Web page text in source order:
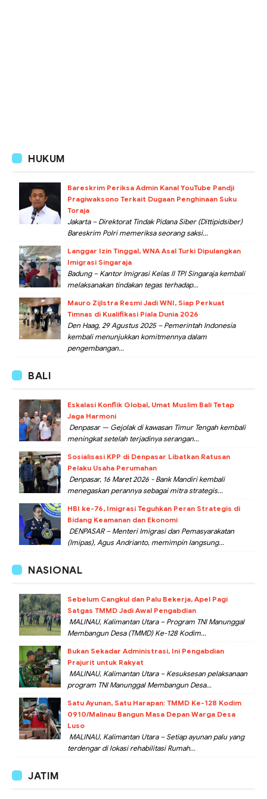
HUKUM
Bareskrim Periksa Admin Kanal YouTube Pandji
Pragiwaksono Terkait Dugaan Penghinaan Suku
Toraja
Jakarta – Direktorat Tindak Pidana Siber (Dittipidsiber)
Bareskrim Polri memeriksa seorang saksi...
Langgar Izin Tinggal, WNA Asal Turki Dipulangkan
Imigrasi Singaraja
Badung – Kantor Imigrasi Kelas II TPI Singaraja kembali
melaksanakan tindakan tegas terhadap...
Mauro Zijlstra Resmi Jadi WNI, Siap Perkuat
Timnas di Kualifikasi Piala Dunia 2026
Den Haag, 29 Agustus 2025 – Pemerintah Indonesia
kembali menunjukkan komitmennya dalam
pengembangan...
BALI
Eskalasi Konflik Global, Umat Muslim Bali Tetap
Jaga Harmoni
Denpasar — Gejolak di kawasan Timur Tengah kembali
meningkat setelah terjadinya serangan...
Sosialisasi KPP di Denpasar Libatkan Ratusan
Pelaku Usaha Perumahan
Denpasar, 16 Maret 2026 - Bank Mandiri kembali
menegaskan perannya sebagai mitra strategis...
HBI ke-76, Imigrasi Teguhkan Peran Strategis di
Bidang Keamanan dan Ekonomi
DENPASAR – Menteri Imigrasi dan Pemasyarakatan
(Imipas), Agus Andrianto, memimpin langsung...
NASIONAL
Sebelum Cangkul dan Palu Bekerja, Apel Pagi
Satgas TMMD Jadi Awal Pengabdian
MALINAU, Kalimantan Utara – Program TNI Manunggal
Membangun Desa (TMMD) Ke-128 Kodim...
Bukan Sekadar Administrasi, Ini Pengabdian
Prajurit untuk Rakyat
MALINAU, Kalimantan Utara – Kesuksesan pelaksanaan
program TNI Manunggal Membangun Desa...
Satu Ayunan, Satu Harapan: TMMD Ke-128 Kodim
0910/Malinau Bangun Masa Depan Warga Desa
Luso
MALINAU, Kalimantan Utara – Setiap ayunan palu yang
terdengar di lokasi rehabilitasi Rumah...
JATIM